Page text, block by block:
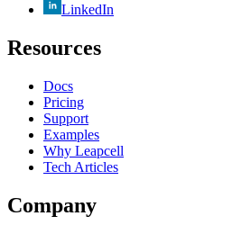
LinkedIn
Resources
Docs
Pricing
Support
Examples
Why Leapcell
Tech Articles
Company